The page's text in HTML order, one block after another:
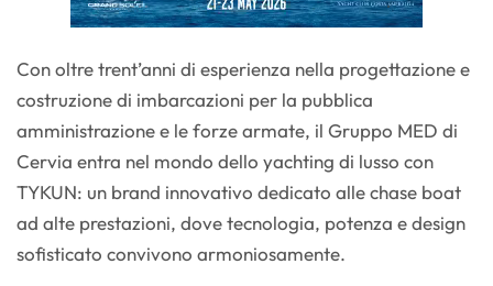
Con oltre trent’anni di esperienza nella progettazione e
costruzione di imbarcazioni per la pubblica
amministrazione e le forze armate, il Gruppo MED di
Cervia entra nel mondo dello yachting di lusso con
TYKUN: un brand innovativo dedicato alle chase boat
ad alte prestazioni, dove tecnologia, potenza e design
sofisticato convivono armoniosamente.